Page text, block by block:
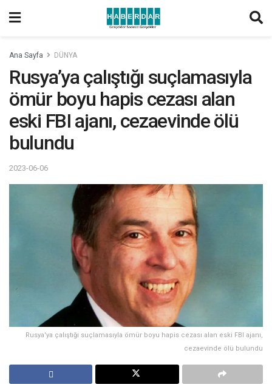
Ana Sayfa DÜNYA
Rusya’ya çalıştığı suçlamasıyla
ömür boyu hapis cezası alan
eski FBI ajanı, cezaevinde ölü
bulundu
2023-06-06
Rusya'ya çalıştığı suçlamasıyla ömür boyu hapis cezası alan eski FBI ajanı,
cezaevinde ölü bulundu